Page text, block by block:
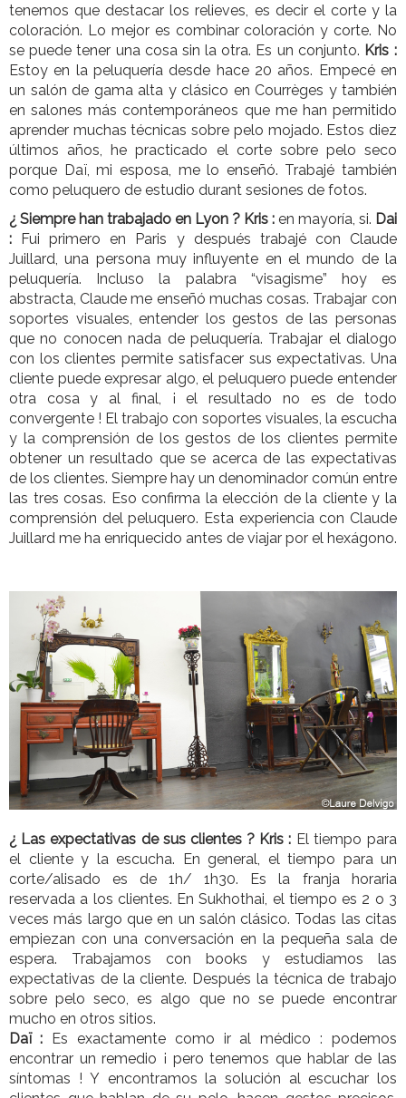
tenemos que destacar los relieves, es decir el corte y la
coloración. Lo mejor es combinar coloración y corte. No
se puede tener una cosa sin la otra. Es un conjunto. Kris :
Estoy en la peluquería desde hace 20 años. Empecé en
un salón de gama alta y clásico en Courrèges y también
en salones más contemporáneos que me han permitido
aprender muchas técnicas sobre pelo mojado. Estos diez
últimos años, he practicado el corte sobre pelo seco
porque Daï, mi esposa, me lo enseñó. Trabajé también
como peluquero de estudio durant sesiones de fotos.
¿ Siempre han trabajado en Lyon ? Kris : en mayoría, si. Dai
: Fui primero en Paris y después trabajé con Claude
Juillard, una persona muy influyente en el mundo de la
peluquería. Incluso la palabra “visagisme” hoy es
abstracta, Claude me enseñó muchas cosas. Trabajar con
soportes visuales, entender los gestos de las personas
que no conocen nada de peluquería. Trabajar el dialogo
con los clientes permite satisfacer sus expectativas. Una
cliente puede expresar algo, el peluquero puede entender
otra cosa y al final, ¡ el resultado no es de todo
convergente ! El trabajo con soportes visuales, la escucha
y la comprensión de los gestos de los clientes permite
obtener un resultado que se acerca de las expectativas
de los clientes. Siempre hay un denominador común entre
las tres cosas. Eso confirma la elección de la cliente y la
comprensión del peluquero. Esta experiencia con Claude
Juillard me ha enriquecido antes de viajar por el hexágono.
¿ Las expectativas de sus clientes ? Kris : El tiempo para
el cliente y la escucha. En general, el tiempo para un
corte/alisado es de 1h/ 1h30. Es la franja horaria
reservada a los clientes. En Sukhothai, el tiempo es 2 o 3
veces más largo que en un salón clásico. Todas las citas
empiezan con una conversación en la pequeña sala de
espera. Trabajamos con books y estudiamos las
expectativas de la cliente. Después la técnica de trabajo
sobre pelo seco, es algo que no se puede encontrar
mucho en otros sitios.
Daï : Es exactamente como ir al médico : podemos
encontrar un remedio ¡ pero tenemos que hablar de las
síntomas ! Y encontramos la solución al escuchar los